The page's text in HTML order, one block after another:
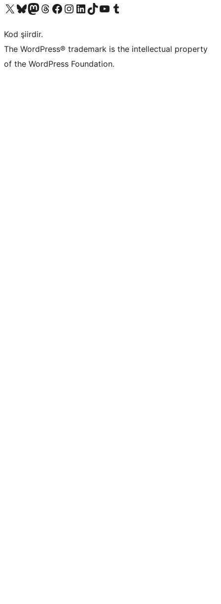
X (eski Twitter) hesabımıza bakın
Bluesky hesabımızı ziyaret edinMastodon hesabımızı ziyaret edinThreads hesabımızı ziyaret edinFacebook sayfamızı ziyaret edinInstagram hesabımızı ziyaret edinLinkedIn hesabımızı ziyaret edinTikTok hesabımızı ziyaret edinYouTube kanalımızı ziyaret edinTumblr hesabımızı ziyaret edin
Kod şiirdir.
The WordPress® trademark is the intellectual property
of the WordPress Foundation.